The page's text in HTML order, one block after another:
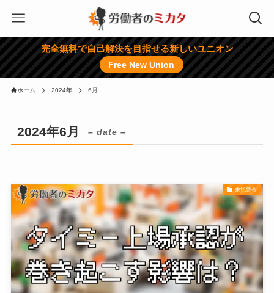
完全無料で自己解決を目指せる新しいユニオン
Free New Union
ホーム 2024年 6月
2024年6月 – date –
未払賃金